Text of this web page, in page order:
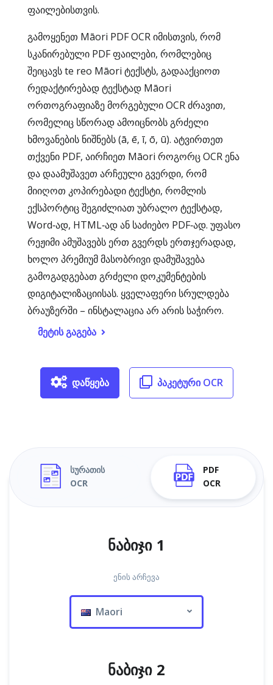
ფაილებისთვის.
გამოყენეთ Māori PDF OCR იმისთვის, რომ
სკანირებული PDF ფაილები, რომლებიც
შეიცავს te reo Māori ტექსტს, გადააქციოთ
რედაქტირებად ტექსტად Māori
ორთოგრაფიაზე მორგებული OCR ძრავით,
რომელიც სწორად ამოიცნობს გრძელი
ხმოვანების ნიშნებს (ā, ē, ī, ō, ū). ატვირთეთ
თქვენი PDF, აირჩიეთ Māori როგორც OCR ენა
და დაამუშავეთ არჩეული გვერდი, რომ
მიიღოთ კოპირებადი ტექსტი, რომლის
ექსპორტიც შეგიძლიათ უბრალო ტექსტად,
Word‑ად, HTML‑ად ან საძიებო PDF‑ად. უფასო
რეჟიმი ამუშავებს ერთ გვერდს ერთჯერადად,
ხოლო პრემიუმ მასობრივი დამუშავება
გამოგადგებათ გრძელი დოკუმენტების
დიგიტალიზაციისას. ყველაფერი სრულდება
ბრაუზერში – ინსტალაცია არ არის საჭირო.
მეტის გაგება
დაწყება პაკეტური OCR
სურათის
OCR
PDF
OCR
ნაბიჯი 1
ენის არჩევა
Maori
ნაბიჯი 2